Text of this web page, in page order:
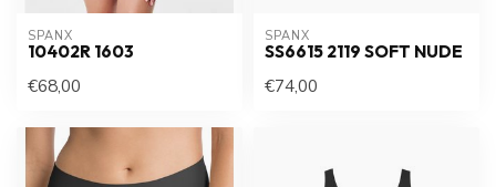
SPANX
10402R 1603
€68,00
SPANX
SS6615 2119 SOFT NUDE
€74,00